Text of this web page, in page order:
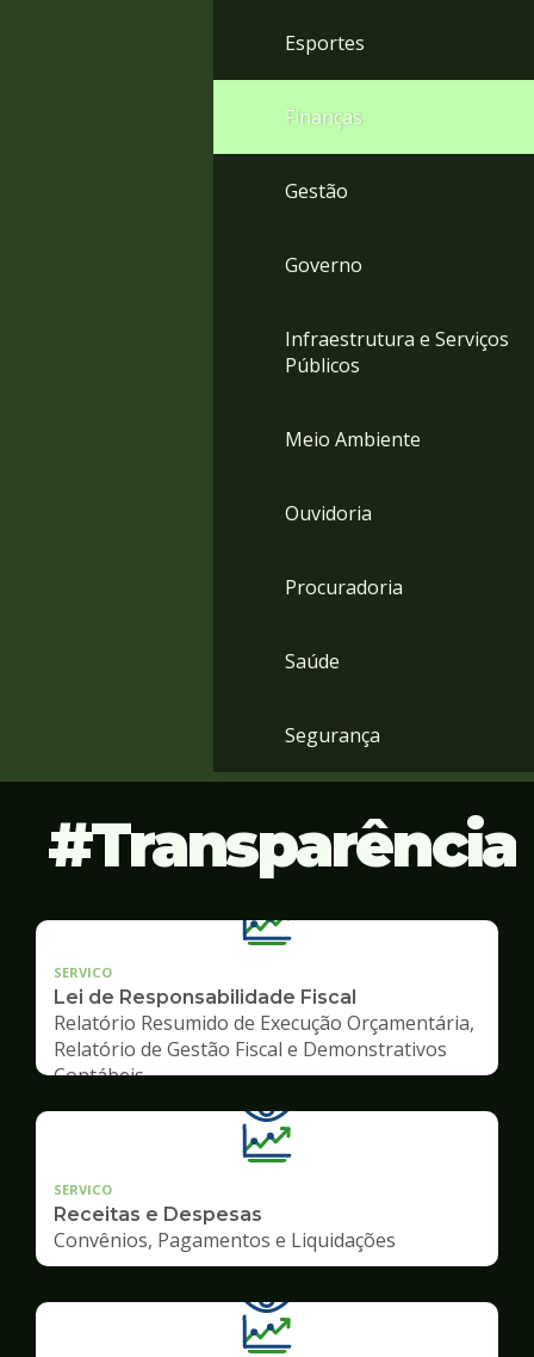
Esportes
Finanças
Gestão
Governo
Infraestrutura e Serviços
Públicos
Meio Ambiente
Ouvidoria
Procuradoria
Saúde
Segurança
Transparência
SERVICO
Lei de Responsabilidade Fiscal
Relatório Resumido de Execução Orçamentária,
Relatório de Gestão Fiscal e Demonstrativos
Contábeis
SERVICO
Receitas e Despesas
Convênios, Pagamentos e Liquidações